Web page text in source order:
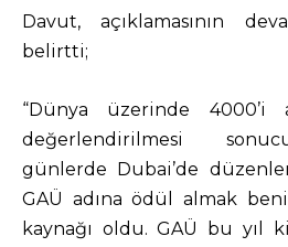
Davut, açıklamasının
belirtti;
“Dünya üzerinde 4000’i
değerlendirilmesi
günlerde Dubai’de
GAÜ adına ödül almak
kaynağı oldu. GAÜ bu yıl